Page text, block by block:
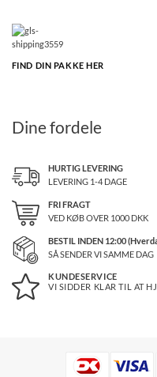
FIND DIN PAKKE HER
Dine fordele
HURTIG LEVERING
LEVERING 1-4 DAGE
FRI FRAGT
VED KØB OVER 1000DKK
BESTIL INDEN 12:00
SÅ SENDER VI SAMME DAG
KUNDESERVICE
VI SIDDER KLAR TIL AT